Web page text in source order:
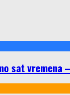
sat vremena